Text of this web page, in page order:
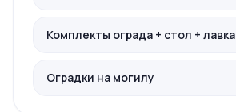
Комплекты ограда + стол + лавка
Оградки на могилу